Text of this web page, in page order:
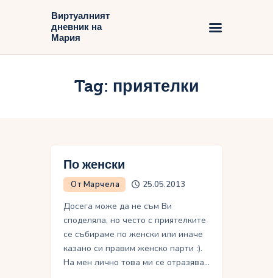
Виртуалният
дневник на
Мария
Tag: приятелки
Виртуалният дневник на Мария
Блог
По женски
От Марчела 25.05.2013
Досега може да не съм Ви
споделяла, но често с приятелките
се събираме по женски или иначе
казано си правим женско парти :).
На мен лично това ми се отразява…